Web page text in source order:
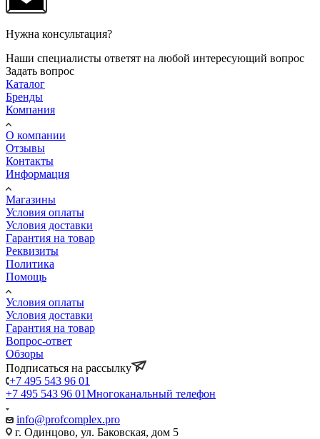
Нужна консультация?
Наши специалисты ответят на любой интересующий вопрос
Задать вопрос
Каталог
Бренды
Компания
О компании
Отзывы
Контакты
Информация
Магазины
Условия оплаты
Условия доставки
Гарантия на товар
Реквизиты
Политика
Помощь
Условия оплаты
Условия доставки
Гарантия на товар
Вопрос-ответ
Обзоры
Подписаться на рассылку
+7 495 543 96 01
+7 495 543 96 01Многоканальный телефон
info@profcomplex.pro
г. Одинцово, ул. Баковская, дом 5